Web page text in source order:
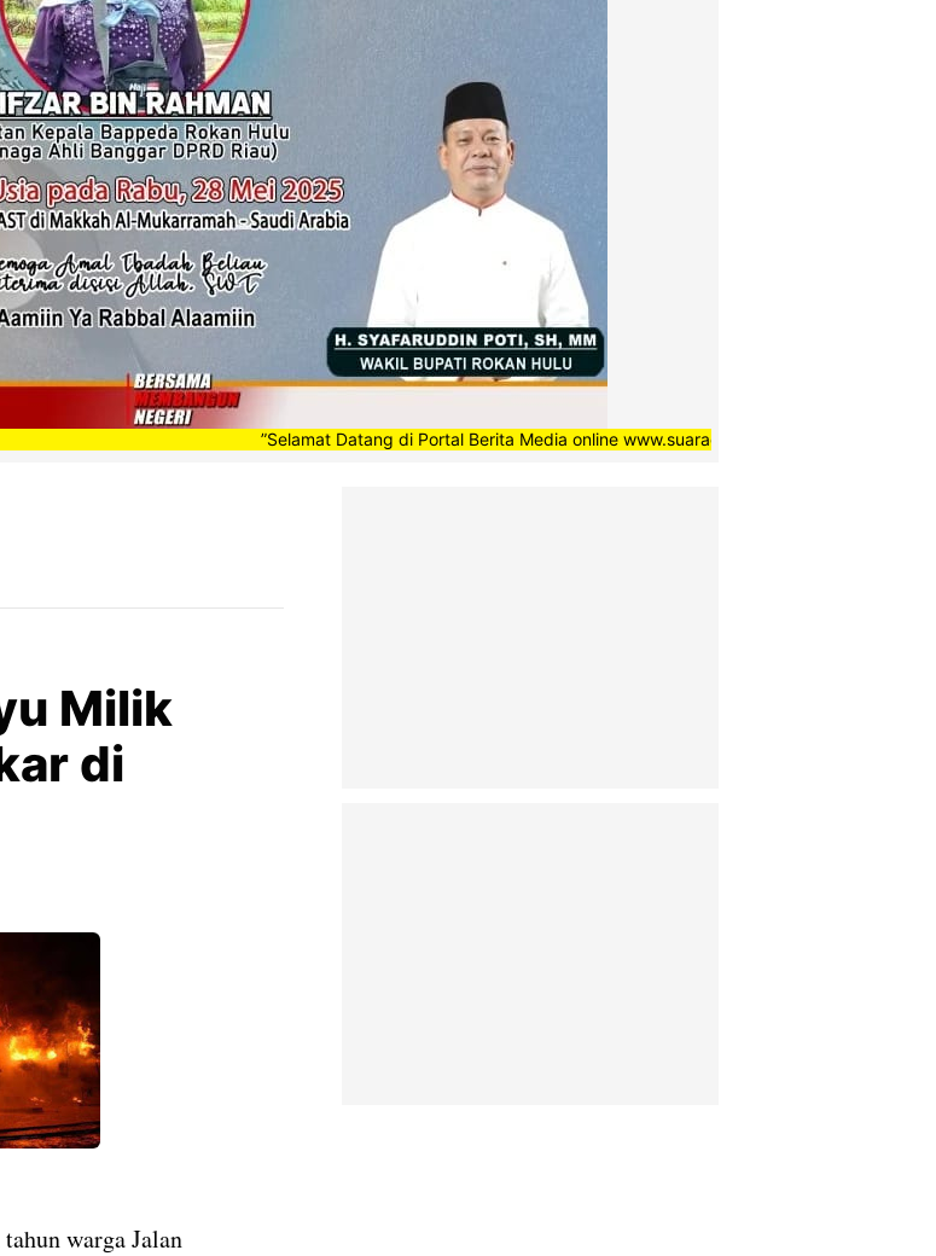
”Selamat Datang di Portal Berita Media online www.suaradaerahnews.com, semoga setiap
Milik
di
warga Jalan